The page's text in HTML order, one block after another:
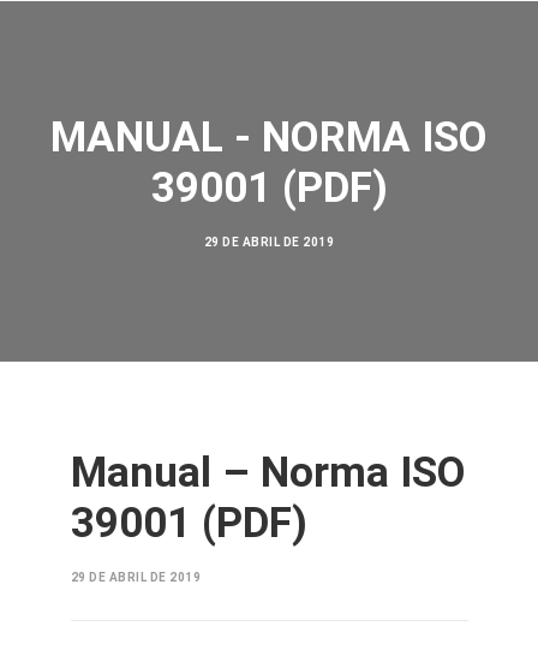
SEARCH
MANUAL - NORMA ISO
39001 (PDF)
29 DE ABRIL DE 2019
Manual – Norma ISO
39001 (PDF)
29 DE ABRIL DE 2019